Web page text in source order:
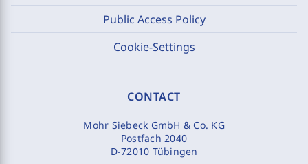
Public Access Policy
Cookie-Settings
CONTACT
Mohr Siebeck GmbH & Co. KG
Postfach 2040
D-72010 Tübingen